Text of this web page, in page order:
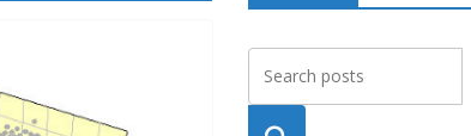
Busca